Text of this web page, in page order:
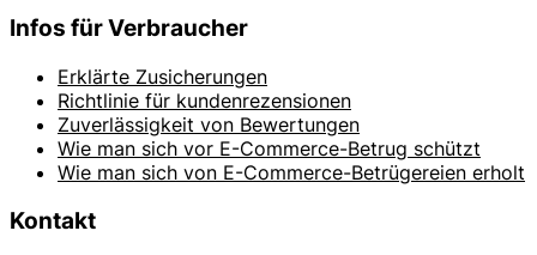
Infos für Verbraucher
Erklärte Zusicherungen
Richtlinie für kundenrezensionen
Zuverlässigkeit von Bewertungen
Wie man sich vor E-Commerce-Betrug schützt
Wie man sich von E-Commerce-Betrügereien erholt
Kontakt